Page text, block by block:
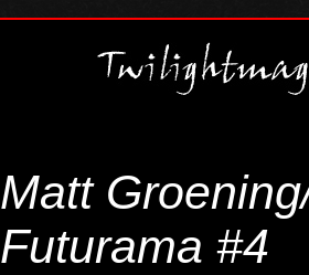
Matt
Futurama #4